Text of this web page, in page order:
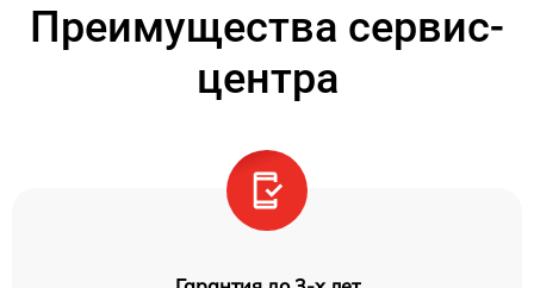
Преимущества сервис-
центра